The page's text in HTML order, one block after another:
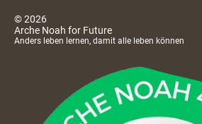
© 2026
Arche Noah for Future
Anders leben lernen, damit alle leben können